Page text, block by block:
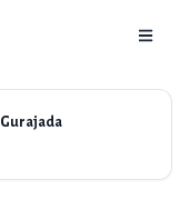
Gurajada